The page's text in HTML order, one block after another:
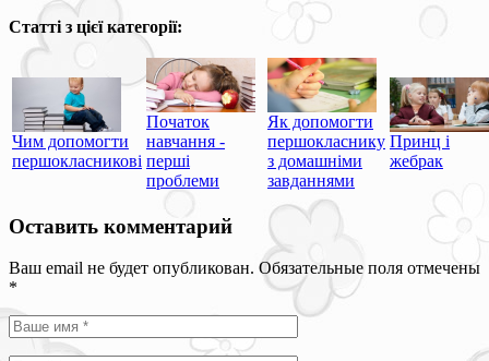
Статті з цієї категорії:
Чим допомогти
першокласникові
Початок
навчання -
перші
проблеми
Як допомогти
першокласнику
з домашніми
завданнями
Принц і
жебрак
Оставить комментарий
Ваш email не будет опубликован. Обязательные поля отмечены
*